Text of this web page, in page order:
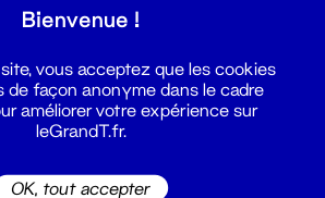
Bienvenue !
vous acceptez que les cookies
de façon anonyme dans le cadre
améliorer votre expérience sur
leGrandT.fr.
OK, tout accepter